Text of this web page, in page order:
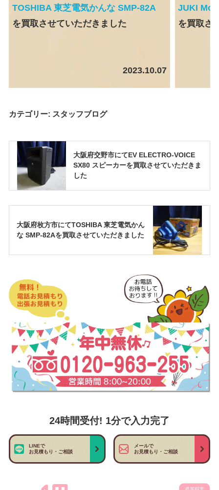
TOSHIBA 東芝電気かんな SMP-82A
を買取させていただきました
2023.10.07
JUKI
を買取さ
カテゴリー: スタッフブログ
大阪府交野市にてEV ELECTRO-VOICE
SX80 スピーカーを買取させていただきま
した
大阪府枚方市にてTOSHIBA 東芝電気かん
な SMP-82Aを買取させていただきました
24時間受付! 1分で入力完了
LINEで
お見積もり・ご相談
メールで
お見積もり・ご相談